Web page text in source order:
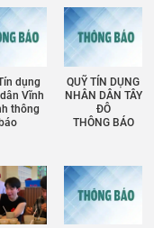
dụng
Vĩnh
thông
QUỸ TÍN DỤNG
NHÂN DÂN TÂY
ĐÔ
THÔNG BÁO